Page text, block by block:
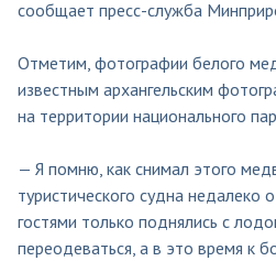
сообщает пресс-служба
Отметим, фотографии белого
известным архангельским
на территории национального
— Я помню, как снимал этого
туристического судна
гостями только поднялись с
переодеваться, а в это время к